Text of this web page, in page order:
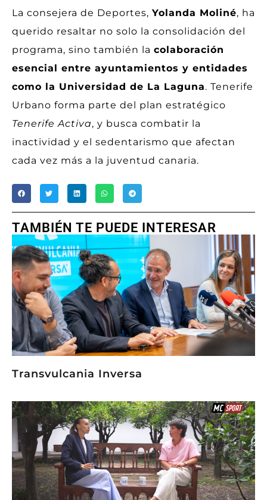
La consejera de Deportes, Yolanda Moliné, ha
querido resaltar no solo la consolidación del
programa, sino también la colaboración
esencial entre ayuntamientos y entidades
como la Universidad de La Laguna. Tenerife
Urbano forma parte del plan estratégico
Tenerife Activa, y busca combatir la
inactividad y el sedentarismo que afectan
cada vez más a la juventud canaria.
TAMBIÉN TE PUEDE INTERESAR
Transvulcania Inversa